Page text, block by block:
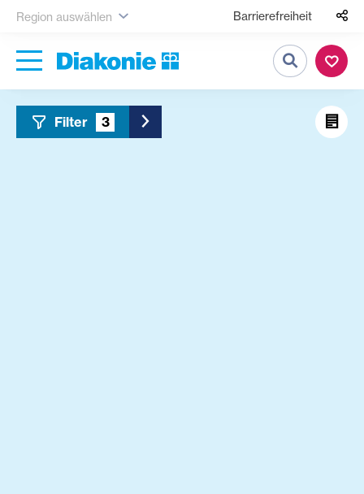
Region auswählen Barrierefreiheit
Suche
Filter 3 Toggle Sidebar Filter